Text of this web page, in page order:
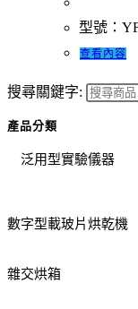
型號：
查看內容
搜尋關鍵字:
產品分類
泛用型實驗儀器
數字型載玻片烘乾機
雜交烘箱